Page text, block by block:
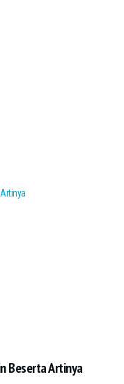
Beserta Artinya